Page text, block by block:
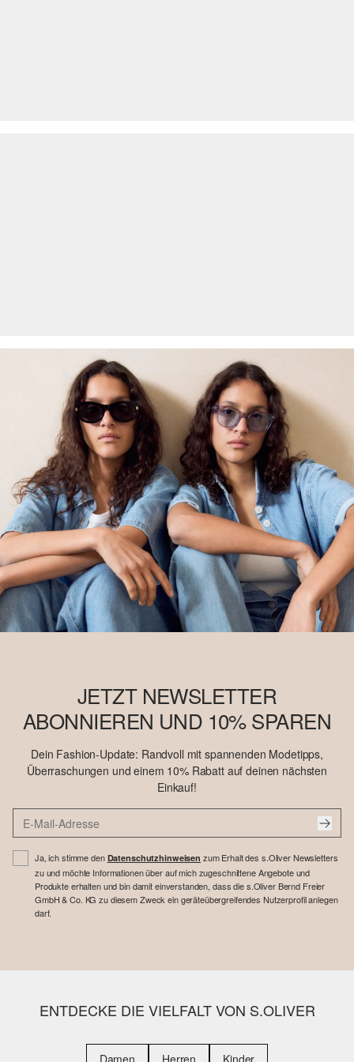
JETZT NEWSLETTER
ABONNIEREN UND 10% SPAREN
Dein Fashion-Update: Randvoll mit spannenden Modetipps,
Überraschungen und einem 10% Rabatt auf deinen nächsten
Einkauf!
Ja, ich stimme den Datenschutzhinweisen zum Erhalt des s.Oliver Newsletters
zu und möchte Informationen über auf mich zugeschnittene Angebote und
Produkte erhalten und bin damit einverstanden, dass die s.Oliver Bernd Freier
GmbH & Co. KG zu diesem Zweck ein geräteübergreifendes Nutzerprofil anlegen
darf.
ENTDECKE DIE VIELFALT VON S.OLIVER